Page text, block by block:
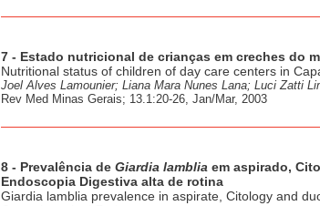
7 - Estado nutricional de crianças em creches do
Nutritional status of children of day care centers in
Joel Alves Lamounier; Liana Mara Nunes Lana; Luci Zatti
Rev Med Minas Gerais; 13.1:20-26, Jan/Mar, 2003
8 - Prevalência de Giardia lamblia em aspirado,
Endoscopia Digestiva alta de rotina
Giardia lamblia prevalence in aspirate, Citology and